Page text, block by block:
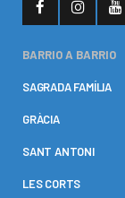
BARRIO A BARRIO
SAGRADA FAMÍLIA
GRÀCIA
SANT ANTONI
LES CORTS